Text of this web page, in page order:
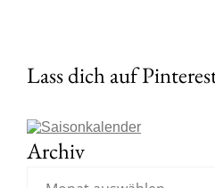
Lass dich auf
Archiv